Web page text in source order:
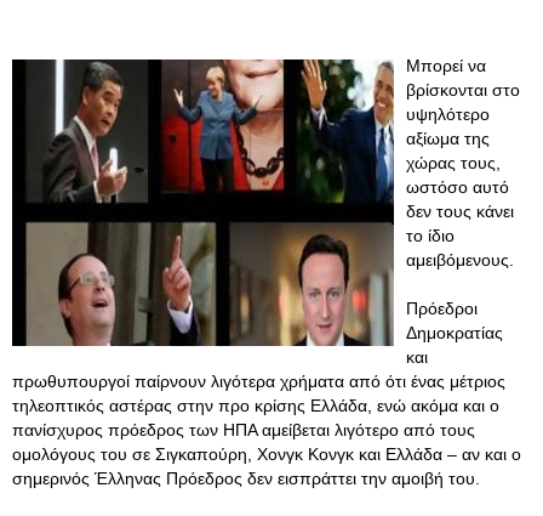
Μπορεί να
βρίσκονται στο
υψηλότερο
αξίωμα της
χώρας τους,
ωστόσο αυτό
δεν τους κάνει
το ίδιο
αμειβόμενους.
Πρόεδροι
Δημοκρατίας
και
πρωθυπουργοί παίρνουν λιγότερα χρήματα από ότι ένας μέτριος
τηλεοπτικός αστέρας στην προ κρίσης Ελλάδα, ενώ ακόμα και ο
πανίσχυρος πρόεδρος των ΗΠΑ αμείβεται λιγότερο από τους
ομολόγους του σε Σιγκαπούρη, Χονγκ Κονγκ και Ελλάδα – αν και ο
σημερινός Έλληνας Πρόεδρος δεν εισπράττει την αμοιβή του.